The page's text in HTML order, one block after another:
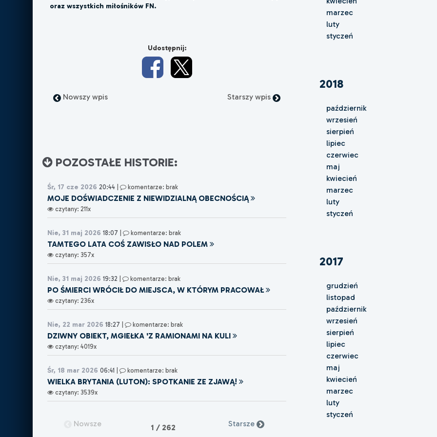
oraz wszystkich miłośników FN.
Udostępnij:
Nowszy wpis Starszy wpis
POZOSTAŁE HISTORIE:
Śr, 17 cze 2026 20:44 | komentarze: brak
MOJE DOŚWIADCZENIE Z NIEWIDZIALNĄ OBECNOŚCIĄ
czytany: 211x
Nie, 31 maj 2026 18:07 | komentarze: brak
TAMTEGO LATA COŚ ZAWISŁO NAD POLEM
czytany: 357x
Nie, 31 maj 2026 19:32 | komentarze: brak
PO ŚMIERCI WRÓCIŁ DO MIEJSCA, W KTÓRYM PRACOWAŁ
czytany: 236x
Nie, 22 mar 2026 18:27 | komentarze: brak
DZIWNY OBIEKT, MGIEŁKA 'Z RAMIONAMI NA KULI
czytany: 4019x
Śr, 18 mar 2026 06:41 | komentarze: brak
WIELKA BRYTANIA (LUTON): SPOTKANIE ZE ZJAWĄ!
czytany: 3539x
Nowsze 1 / 262 Starsze
marzec
luty
styczeń
2018
październik
wrzesień
sierpień
lipiec
czerwiec
maj
kwiecień
marzec
luty
styczeń
2017
grudzień
listopad
październik
wrzesień
sierpień
lipiec
czerwiec
maj
kwiecień
marzec
luty
styczeń